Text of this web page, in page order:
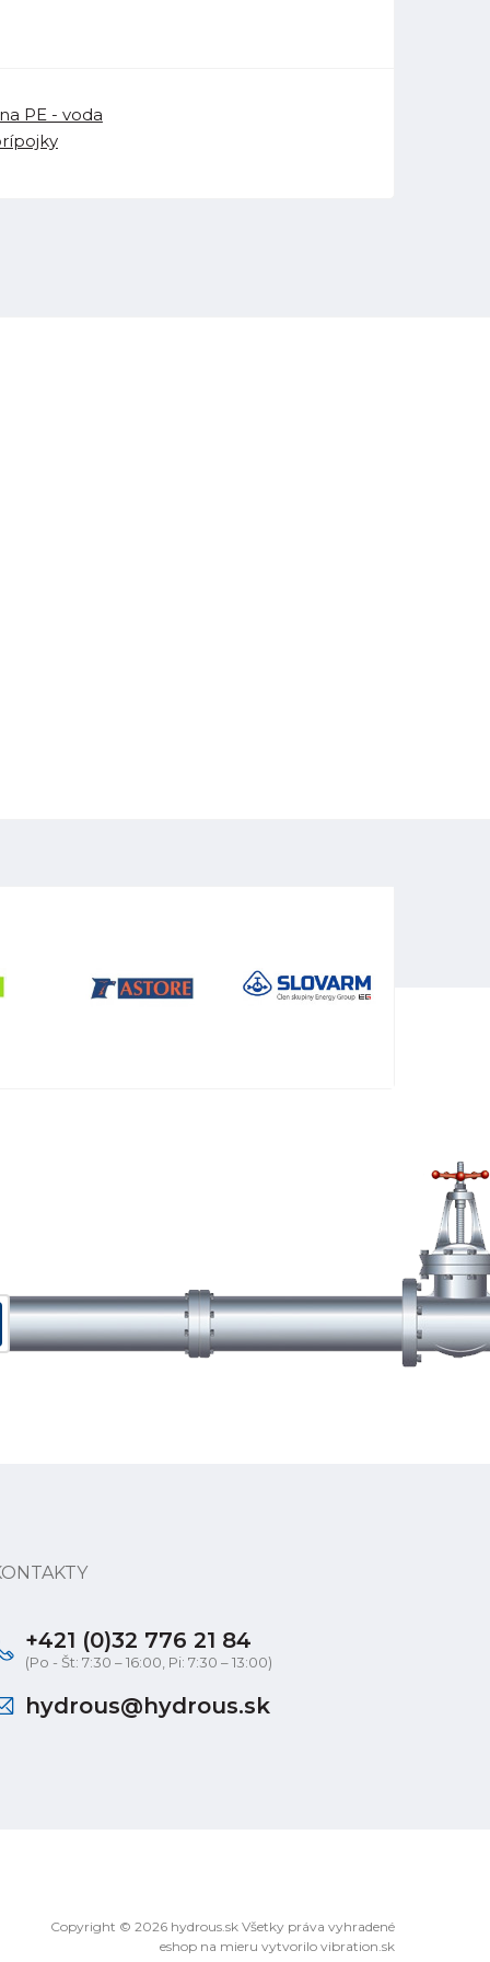
PE - voda
+421 (0)32 776 21 84
(Po - Št: 7:30 – 16:00, Pi: 7:30 – 13:00)
hydrous@hydrous.sk
Copyright © 2026 hydrous.sk Všetky práva vyhradené
eshop na mieru vytvorilo vibration.sk